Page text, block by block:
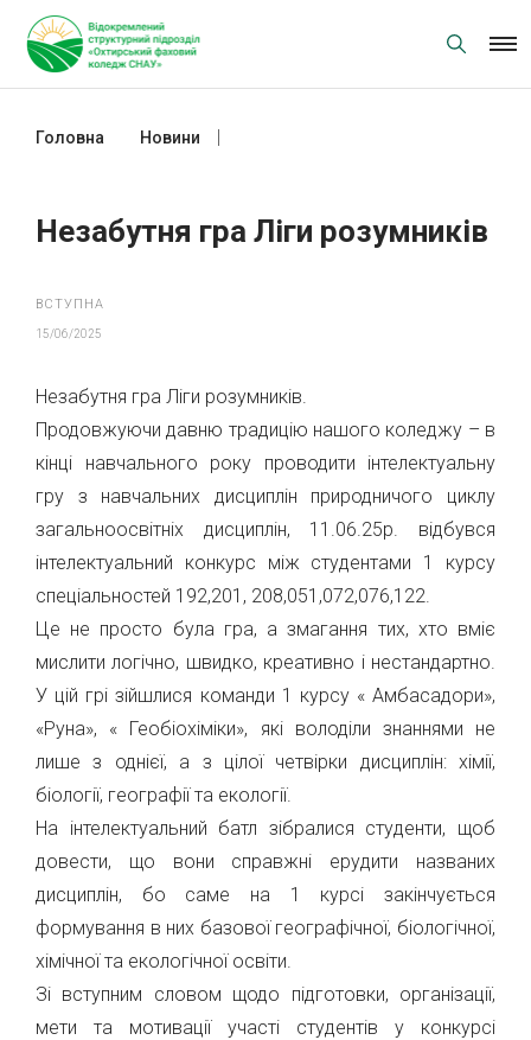
content
Головна Новини
Незабутня гра Ліги розумників
ВСТУПНА
15/06/2025
Незабутня гра Ліги розумників.
Продовжуючи давню традицію нашого коледжу – в
кінці навчального року проводити інтелектуальну
гру з навчальних дисциплін природничого циклу
загальноосвітніх дисциплін, 11.06.25р. відбувся
інтелектуальний конкурс між студентами 1 курсу
спеціальностей 192,201, 208,051,072,076,122.
Це не просто була гра, а змагання тих, хто вміє
мислити логічно, швидко, креативно і нестандартно.
У цій грі зійшлися команди 1 курсу « Амбасадори»,
«Руна», « Геобіохіміки», які володіли знаннями не
лише з однієї, а з цілої четвірки дисциплін: хімії,
біології, географії та екології.
На інтелектуальний батл зібралися студенти, щоб
довести, що вони справжні ерудити названих
дисциплін, бо саме на 1 курсі закінчується
формування в них базової географічної, біологічної,
хімічної та екологічної освіти.
Зі вступним словом щодо підготовки, організації,
мети та мотивації участі студентів у конкурсі